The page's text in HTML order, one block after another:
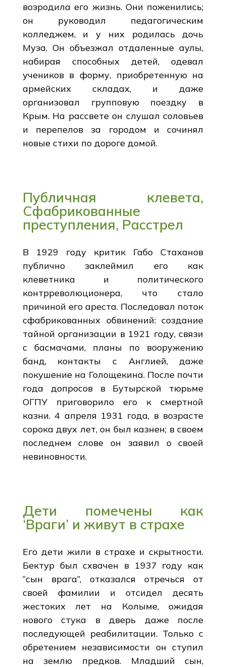
возродила его жизнь. Они поженились;
он руководил педагогическим
колледжем, и у них родилась дочь
Муза. Он объезжал отдаленные аулы,
набирая способных детей, одевал
учеников в форму, приобретенную на
армейских складах, и даже
организовал групповую поездку в
Крым. На рассвете он слушал соловьев
и перепелов за городом и сочинял
новые стихи по дороге домой.
Публичная клевета,
Сфабрикованные
преступления, Расстрел
В 1929 году критик Габо Стаханов
публично заклеймил его как
клеветника и политического
контрреволюционера, что стало
причиной его ареста. Последовал поток
сфабрикованных обвинений: создание
тайной организации в 1921 году, связи
с басмачами, планы по вооружению
банд, контакты с Англией, даже
покушение на Голощекина. После почти
года допросов в Бутырской тюрьме
ОГПУ приговорило его к смертной
казни. 4 апреля 1931 года, в возрасте
сорока двух лет, он был казнен; в своем
последнем слове он заявил о своей
невиновности.
Дети помечены как
‘Враги’ и живут в страхе
Его дети жили в страхе и скрытности.
Бектур был схвачен в 1937 году как
“сын врага”, отказался отречься от
своей фамилии и отсидел десять
жестоких лет на Колыме, ожидая
нового стука в дверь даже после
последующей реабилитации. Только с
обретением независимости он ступил
на землю предков. Младший сын,